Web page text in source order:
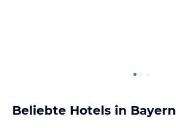
Beliebte Hotels in Bayern